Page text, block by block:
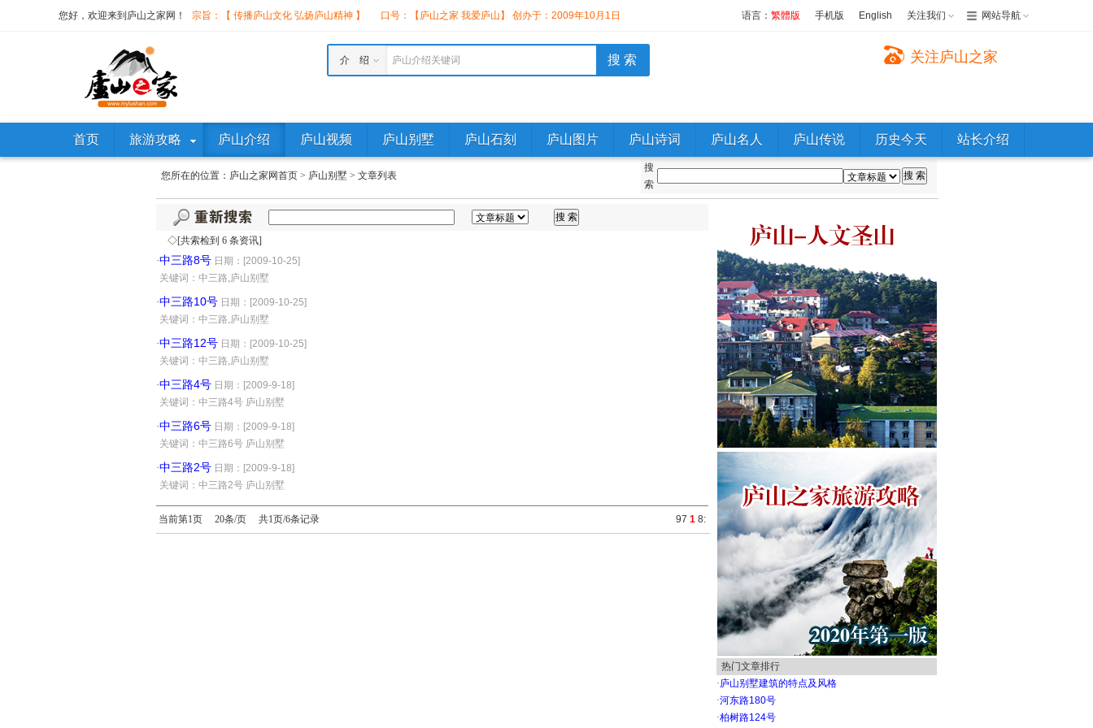
您好，欢迎来到庐山之家网！ 宗旨：【 传播庐山文化 弘扬庐山精神 】 口号：【庐山之家 我爱庐山】 创办于：2009年10月1日 语言： 繁體版 手机版 English 关注我们 网站导航
庐山介绍关键词
介 绍 关注庐山之家
首页 旅游攻略 庐山介绍 庐山视频 庐山别墅 庐山石刻 庐山图片 庐山诗词 庐山名人 庐山传说 历史今天 站长介绍
您所在的位置： 庐山之家网首页 > 庐山别墅 > 文章列表
搜
索
◇[共索检到 6 条资讯]
·中三路8号 日期：[2009-10-25]
关键词：中三路,庐山别墅
·中三路10号 日期：[2009-10-25]
关键词：中三路,庐山别墅
·中三路12号 日期：[2009-10-25]
关键词：中三路,庐山别墅
·中三路4号 日期：[2009-9-18]
关键词：中三路4号 庐山别墅
·中三路6号 日期：[2009-9-18]
关键词：中三路6号 庐山别墅
·中三路2号 日期：[2009-9-18]
关键词：中三路2号 庐山别墅
当前第1页 20条/页 共1页/6条记录 97 1 8:
热门文章排行
·庐山别墅建筑的特点及风格
·河东路180号
·柏树路124号